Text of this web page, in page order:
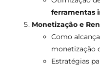
ferramentas
Monetização e
Como
monetização
Estratégias